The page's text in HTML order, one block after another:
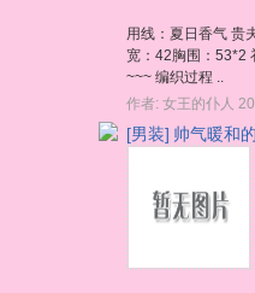
用线：夏日香气 贵
宽：42胸围：53*2
~~~ 编织过程 ..
作者: 女王的仆人
[男装] 帅气暖和